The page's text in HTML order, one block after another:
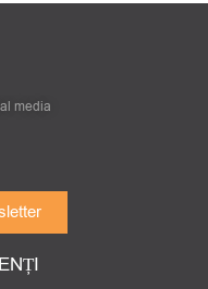
media